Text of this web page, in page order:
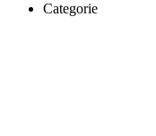
Categorie